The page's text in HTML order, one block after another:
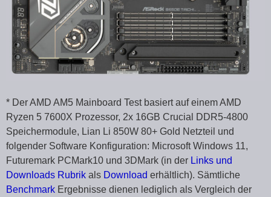
* Der AMD AM5 Mainboard Test basiert auf einem AMD
Ryzen 5 7600X Prozessor, 2x 16GB Crucial DDR5-4800
Speichermodule, Lian Li 850W 80+ Gold Netzteil und
folgender Software Konfiguration: Microsoft Windows 11,
Futuremark PCMark10 und 3DMark (in der Links und
Downloads Rubrik als Download erhältlich). Sämtliche
Benchmark Ergebnisse dienen lediglich als Vergleich der